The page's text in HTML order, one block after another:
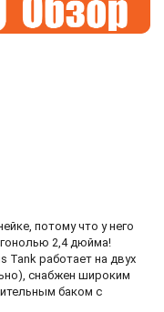
потому что у него
2,4 дюйма!
Tank работает на двух
снабжен широким
баком с